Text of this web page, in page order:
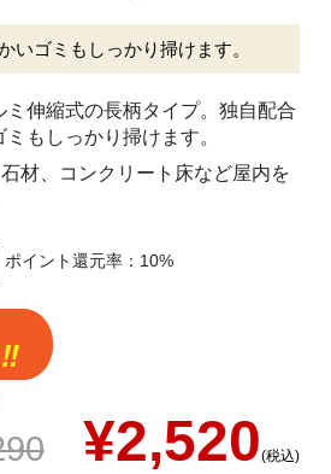
シリーズ
いゴミもしっかり掃けます。
ミ伸縮式の長柄タイプ。独自配合
もしっかり掃けます。
材、コンクリート床など屋内を
ポイント還元率：10%
¥2,520(税込)